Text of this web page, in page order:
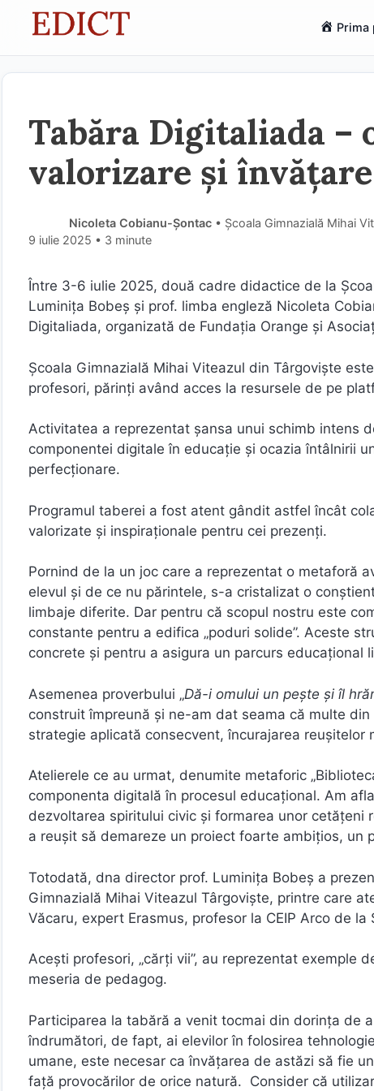
Prima
Tabăra Digitaliada –
valorizare și
Nicoleta Cobianu-Șontac • Școala Gimnazială Mihai
9 iulie 2025 • 3 minute
Între 3-6 iulie 2025, două cadre didactice de la
Luminița Bobeș și prof. limba engleză Nicoleta
Digitaliada, organizată de Fundația Orange și
Școala Gimnazială Mihai Viteazul din Târgoviște
profesori, părinți având acces la resursele de pe
Activitatea a reprezentat șansa unui schimb intens
componentei digitale în educație și ocazia întâlnirii
perfecționare.
Programul taberei a fost atent gândit astfel încât
valorizate și inspiraționale pentru cei prezenți.
Pornind de la un joc care a reprezentat o metaforă
elevul și de ce nu părintele, s-a cristalizat o
limbaje diferite. Dar pentru că scopul nostru este
constante pentru a edifica „poduri solide”. Aceste
concrete și pentru a asigura un parcurs educațional
Asemenea proverbului „Dă-i omului un peşte şi îl
construit împreună și ne-am dat seama că multe
strategie aplicată consecvent, încurajarea reușitelor
Atelierele ce au urmat, denumite metaforic
componenta digitală în procesul educațional. Am
dezvoltarea spiritului civic și formarea unor
a reușit să demareze un proiect foarte ambițios, un
Totodată, dna director prof. Luminița Bobeș a
Gimnazială Mihai Viteazul Târgoviște, printre care
Văcaru, expert Erasmus, profesor la CEIP Arco de la
Acești profesori, „cărți vii”, au reprezentat exemple
meseria de pedagog.
Participarea la tabără a venit tocmai din dorința de
îndrumători, de fapt, ai elevilor în folosirea
umane, este necesar ca învățarea de astăzi să fie
față provocărilor de orice natură. Consider că